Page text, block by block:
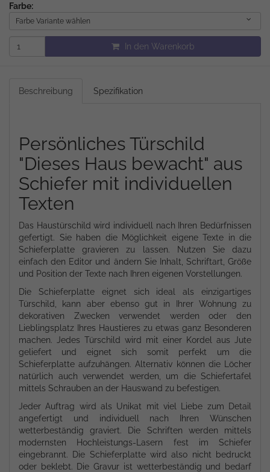
Farbe:
Farbe Variante wählen
In den Warenkorb
Beschreibung Spezifikation
Persönliches Türschild
"Dieses Haus bewacht" aus
Schiefer mit individuellen
Texten
Das Haustürschild wird individuell nach Ihren Bedürfnissen
gefertigt. Sie haben die Möglichkeit eigene Texte in die
Schieferplatte gravieren zu lassen. Nutzen Sie dazu
einfach den Editor und ändern Sie Inhalt, Schriftart, Größe
und Position der Texte nach Ihren eigenen Vorstellungen.
Die Schieferplatte eignet sich ideal als einzigartiges
Türschild, kann aber ebenso gut in Ihrer Wohnung zu
dekorativen Zwecken verwendet werden oder den
Lieblingsplatz Ihres Haustieres zu etwas ganz Besonderen
machen. Jedes Türschild wird mit einer Kordel aus Jute
geliefert und eignet sich somit perfekt um die
Schieferplatte aufzuhängen. Alternativ können die Löcher
natürlich auch verwendet werden, um die Schiefertafel
mittels Schrauben an der Hauswand zu befestigen.
Jeder Auftrag wird als Unikat mit viel Liebe zum Detail
angefertigt und individuell nach Ihren Wünschen
wetterbeständig graviert. Die Schriften werden mittels
modernsten Hochleistungs-Lasern fest im Schiefer
eingebrannt. Die Schieferplatte wird also nicht bedruckt
oder beklebt. Die Gravur ist wetterbeständig und bedarf